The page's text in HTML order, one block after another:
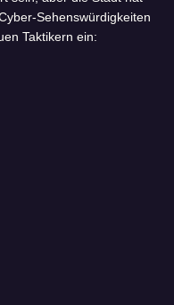
Sehenswürdigkeiten
Taktikern ein: